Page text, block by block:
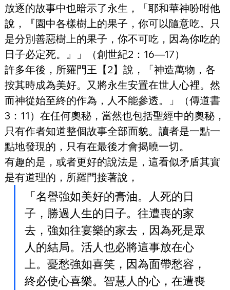
放逐的故事中也暗示了永生，「耶和華神吩咐他
說，『園中各樣樹上的果子，你可以隨意吃。只
是分別善惡樹上的果子，你不可吃，因為你吃的
日子必定死。』」（創世紀2：16—17）
許多年後，所羅門王【2】說，「神造萬物，各
按其時成為美好。又將永生安置在世人心裡。然
而神從始至終的作為，人不能參透。」（傳道書
3：11）在任何奧秘，當然也包括聖經中的奧秘，
只有作者知道整個故事全部面貌。讀者是一點一
點地發現的，只有在最後才會揭曉一切。
有趣的是，或者更好的說法是，這看似矛盾其實
是有道理的，所羅門接著說，
「名譽強如美好的膏油。人死的日
子，勝過人生的日子。往遭喪的家
去，強如往宴樂的家去，因為死是眾
人的結局。活人也必將這事放在心
上。憂愁強如喜笑，因為面帶愁容，
終必使心喜樂。智慧人的心，在遭喪